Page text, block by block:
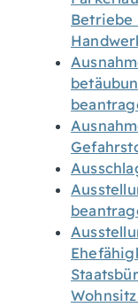
Betriebe